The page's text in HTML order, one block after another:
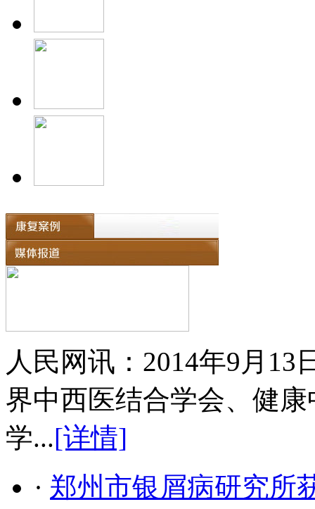
人民网讯：2014年9月
界中西医结合学会、健
学...[详情]
· 郑州市银屑病研究所